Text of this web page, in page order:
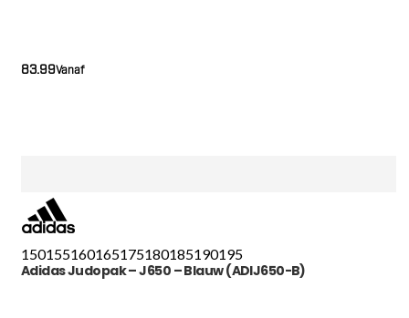
Vanaf
83.99
150155160165175180185190195
Adidas Judopak – J650 – Blauw (ADIJ650-B)